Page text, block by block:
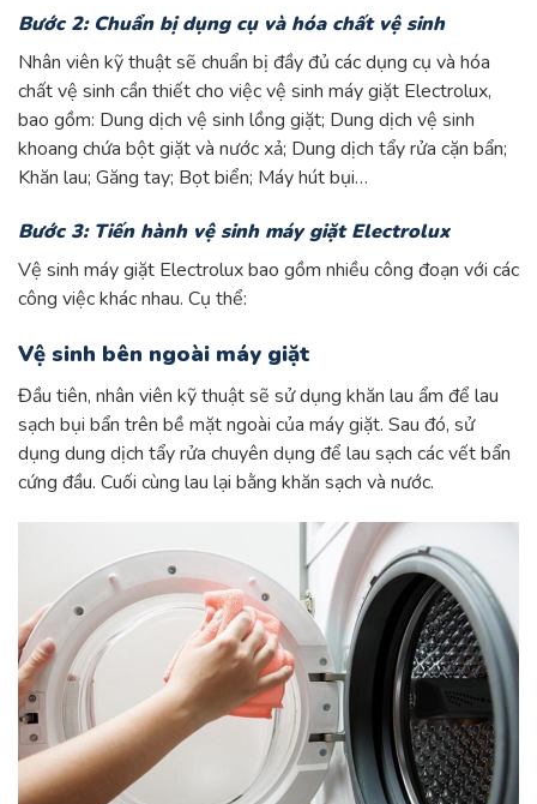
Bước 2: Chuẩn bị dụng cụ và hóa chất vệ sinh
Nhân viên kỹ thuật sẽ chuẩn bị đầy đủ các dụng cụ và hóa
chất vệ sinh cần thiết cho việc vệ sinh máy giặt Electrolux,
bao gồm: Dung dịch vệ sinh lồng giặt; Dung dịch vệ sinh
khoang chứa bột giặt và nước xả; Dung dịch tẩy rửa cặn bẩn;
Khăn lau; Găng tay; Bọt biển; Máy hút bụi…
Bước 3: Tiến hành vệ sinh máy giặt Electrolux
Vệ sinh máy giặt Electrolux bao gồm nhiều công đoạn với các
công việc khác nhau. Cụ thể:
Vệ sinh bên ngoài máy giặt
Đầu tiên, nhân viên kỹ thuật sẽ sử dụng khăn lau ẩm để lau
sạch bụi bẩn trên bề mặt ngoài của máy giặt. Sau đó, sử
dụng dung dịch tẩy rửa chuyên dụng để lau sạch các vết bẩn
cứng đầu. Cuối cùng lau lại bằng khăn sạch và nước.